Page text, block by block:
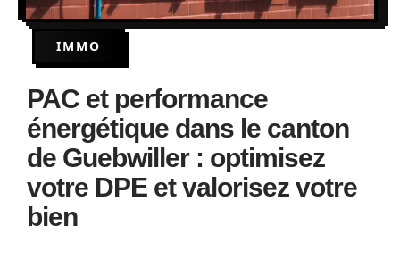
IMMO
PAC et performance
énergétique dans le canton
de Guebwiller : optimisez
votre DPE et valorisez votre
bien